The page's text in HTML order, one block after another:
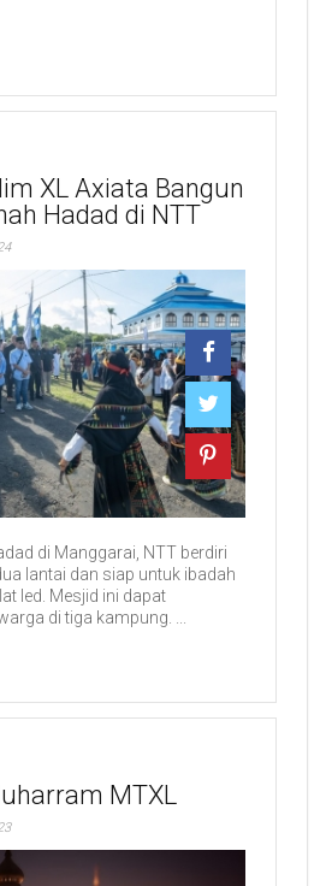
XL Axiata Bangun
Hadad di NTT
di Manggarai, NTT berdiri
lantai dan siap untuk ibadah
Ied. Mesjid ini dapat
di tiga kampung. ...
MTXL